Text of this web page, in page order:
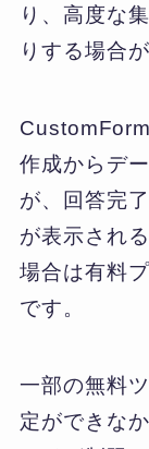
り、高度な
りする場合
作成からデ
が、回答完
が表示され
場合は有料
です。
一部の無料
定ができな